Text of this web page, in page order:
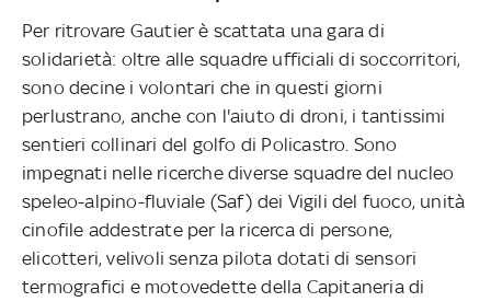
Per ritrovare Gautier è scattata una gara di
solidarietà: oltre alle squadre ufficiali di soccorritori,
sono decine i volontari che in questi giorni
perlustrano, anche con l'aiuto di droni, i tantissimi
sentieri collinari del golfo di Policastro. Sono
impegnati nelle ricerche diverse squadre del nucleo
speleo-alpino-fluviale (Saf) dei Vigili del fuoco, unità
cinofile addestrate per la ricerca di persone,
elicotteri, velivoli senza pilota dotati di sensori
termografici e motovedette della Capitaneria di